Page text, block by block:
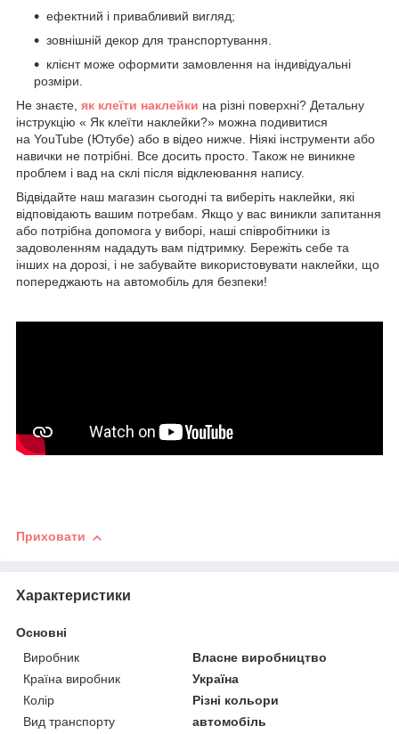
ефектний і привабливий вигляд;
зовнішній декор для транспортування.
клієнт може оформити замовлення на індивідуальні
розміри.
Не знаєте, як клеїти наклейки на різні поверхні? Детальну
інструкцію « Як клеїти наклейки?» можна подивитися
на YouTube (Ютубе) або в відео нижче. Ніякі інструменти або
навички не потрібні. Все досить просто. Також не виникне
проблем і вад на склі після відклеювання напису.
Відвідайте наш магазин сьогодні та виберіть наклейки, які
відповідають вашим потребам. Якщо у вас виникли запитання
або потрібна допомога у виборі, наші співробітники із
задоволенням нададуть вам підтримку. Бережіть себе та
інших на дорозі, і не забувайте використовувати наклейки, що
попереджають на автомобіль для безпеки!
Приховати
Характеристики
Основні
Виробник
Власне виробництво
Країна виробник
Україна
Колір
Різні кольори
Вид транспорту
автомобіль